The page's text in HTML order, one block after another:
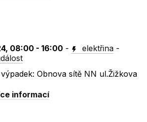
08:00 - 16:00 - elektřina -
Obnova sítě NN ul.Žižkova
informací